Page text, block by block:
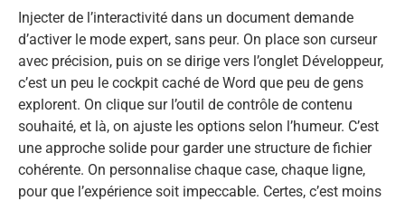
Injecter de l’interactivité dans un document demande
d’activer le mode expert, sans peur. On place son curseur
avec précision, puis on se dirige vers l’onglet Développeur,
c’est un peu le cockpit caché de Word que peu de gens
explorent. On clique sur l’outil de contrôle de contenu
souhaité, et là, on ajuste les options selon l’humeur. C’est
une approche solide pour garder une structure de fichier
cohérente. On personnalise chaque case, chaque ligne,
pour que l’expérience soit impeccable. Certes, c’est moins